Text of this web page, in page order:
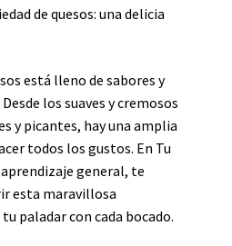
de quesos: una delicia
está lleno de sabores y
los suaves y cremosos
y picantes, hay una amplia
todos los gustos. En Tu
general, te
esta maravillosa
paladar con cada bocado.